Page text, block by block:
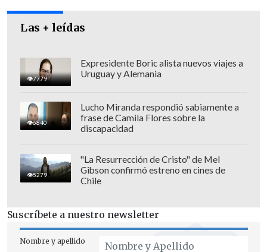
de Salud Pública,la región de Arica y
Parinacota tiene la mayor cantidad de
casos positivos de sida, con 30,6 casos
Las + leídas
7779
Expresidente Boric alista nuevos viajes a
Uruguay y Alemania
6840
Lucho Miranda respondió sabiamente a
frase de Camila Flores sobre la
discapacidad
5279
"La Resurrección de Cristo" de Mel
Gibson confirmó estreno en cines de
Chile
Suscríbete a nuestro newsletter
Nombre y apellido